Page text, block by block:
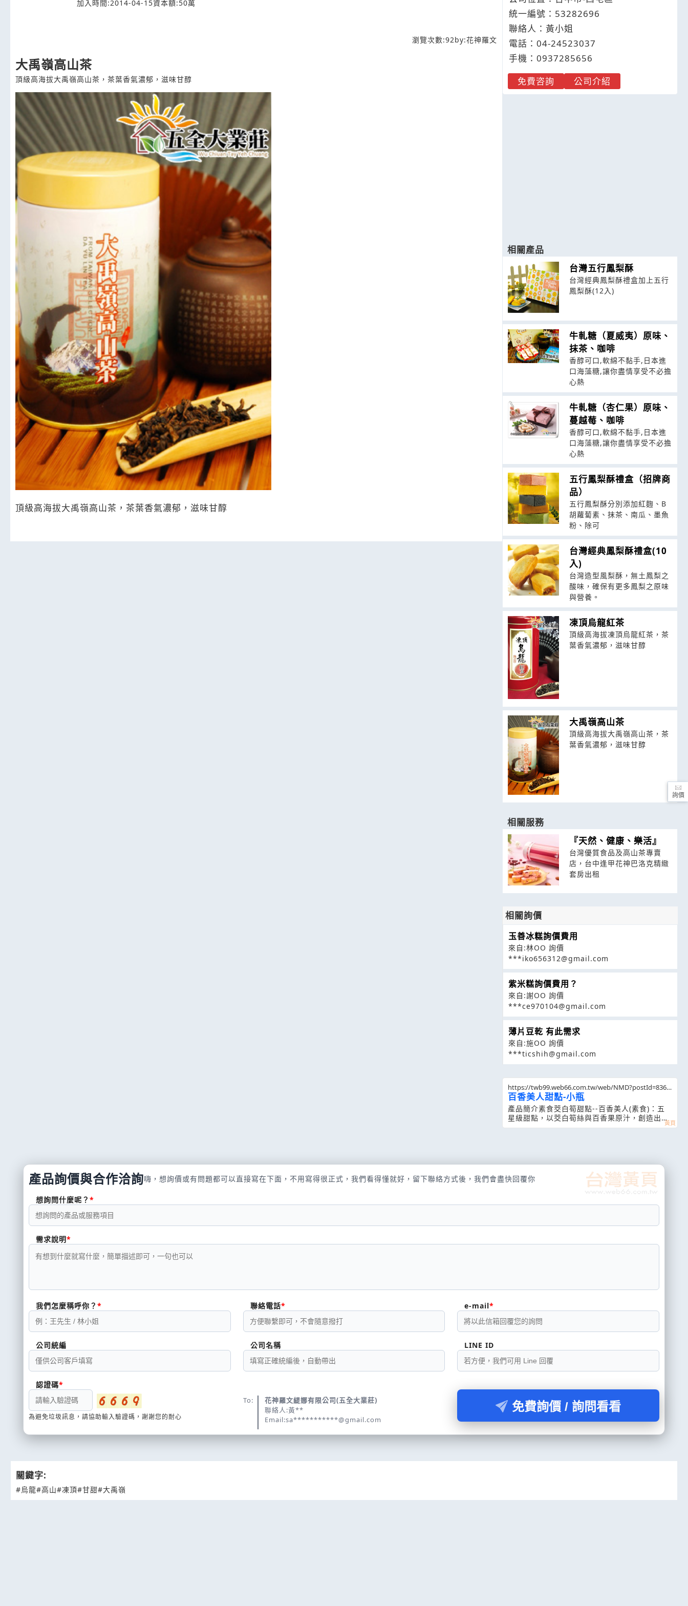
加入時間:2014-04-15資本額:50萬
瀏覽次數:92by:花神羅文
大禹嶺高山茶
頂級高海拔大禹嶺高山茶，茶葉香氣濃郁，滋味甘醇
頂級高海拔大禹嶺高山茶，茶葉香氣濃郁，滋味甘醇
統一編號：53282696
聯絡人：黃小姐
電話： 04-24523037
手機： 0937285656
免費咨詢
公司介紹
相關產品
台灣五行鳳梨酥
台灣經典鳳梨酥禮盒加上五行
鳳梨酥(12入)
牛軋糖（夏威夷）原味、
抹茶、咖啡
香醇可口,軟綿不黏手,日本進
口海藻糖,讓你盡情享受不必擔
心熱
牛軋糖（杏仁果）原味、
蔓越莓、咖啡
香醇可口,軟綿不黏手,日本進
口海藻糖,讓你盡情享受不必擔
心熱
五行鳳梨酥禮盒（招牌商
品）
五行鳳梨酥分別添加紅麴、B
胡蘿蔔素、抹茶、南瓜、墨魚
粉、除可
台灣經典鳳梨酥禮盒(10
入)
台灣造型風梨酥，無土鳳梨之
酸味，確保有更多鳳梨之原味
與營養。
凍頂烏龍紅茶
頂級高海拔凍頂烏龍紅茶，茶
葉香氣濃郁，滋味甘醇
大禹嶺高山茶
頂級高海拔大禹嶺高山茶，茶
葉香氣濃郁，滋味甘醇
相關服務
『天然、健康、樂活』
台灣優質食品及高山茶專賣
店，台中逢甲花神巴洛克精緻
套房出租
相關詢價
玉善冰糕詢價費用
來自:林OO 詢價
***iko656312@gmail.com
紫米糕詢價費用？
來自:謝OO 詢價
***ce970104@gmail.com
薄片豆乾 有此需求
來自:施OO 詢價
***ticshih@gmail.com
https://twb99.web66.com.tw/web/NMD?postId=8362
89
百香美人甜點-小瓶
產品簡介素食茭白筍甜點--百香美人(素食)：五
星級甜點，以茭白筍絲與百香果原汁，創造出令
人驚豔夏日的甜點聖品。
產品詢價與合作洽詢嗨，想詢價或有問題都可以直接寫在下面，不用寫得很正式，我們看得懂就好，留下聯絡方式後，我們會盡快回覆你
想詢問什麼呢？
需求說明
我們怎麼稱呼你？ 聯絡電話 e-mail
公司統編 公司名稱 LINE ID
認證碼
為避免垃圾訊息，請協助輸入驗證碼，謝謝您的耐心
To:
花神羅文緹娜有限公司(五全大業莊)
聯絡人:黃**
Email:sa***********@gmail.com
免費詢價 / 詢問看看
關鍵字:
#烏龍#高山#凍頂#甘甜#大禹嶺
詢價